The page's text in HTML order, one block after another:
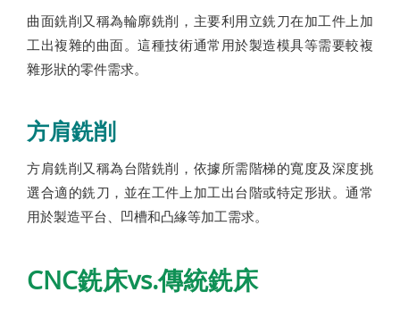
曲面銑削又稱為輪廓銑削，主要利用立銑刀在加工件上加
工出複雜的曲面。這種技術通常用於製造模具等需要較複
雜形狀的零件需求。
方肩銑削
方肩銑削又稱為台階銑削，依據所需階梯的寬度及深度挑
選合適的銑刀，並在工件上加工出台階或特定形狀。通常
用於製造平台、凹槽和凸緣等加工需求。
CNC銑床vs.傳統銑床